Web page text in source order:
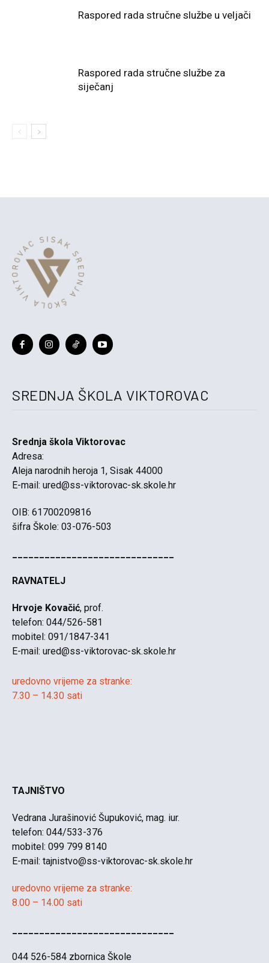
Raspored rada stručne službe u veljači
Raspored rada stručne službe za
siječanj
SREDNJA ŠKOLA VIKTOROVAC
Srednja škola Viktorovac
Adresa:
Aleja narodnih heroja 1, Sisak 44000
E-mail: ured@ss-viktorovac-sk.skole.hr
OIB: 61700209816
šifra Škole: 03-076-503
RAVNATELJ
Hrvoje Kovačić, prof.
telefon: 044/526-581
mobitel: 091/1847-341
E-mail: ured@ss-viktorovac-sk.skole.hr
uredovno vrijeme za stranke:
7.30 – 14.30 sati
TAJNIŠTVO
Vedrana Jurašinović Šupuković, mag. iur.
telefon: 044/533-376
mobitel: 099 799 8140
E-mail: tajnistvo@ss-viktorovac-sk.skole.hr
uredovno vrijeme za stranke:
8.00 – 14.00 sati
044 526-584 zbornica Škole